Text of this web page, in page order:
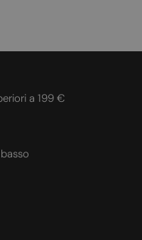
a 199 €